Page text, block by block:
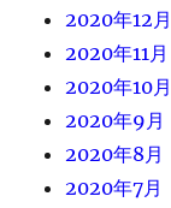
2020年12月
2020年11月
2020年10月
2020年9月
2020年8月
2020年7月